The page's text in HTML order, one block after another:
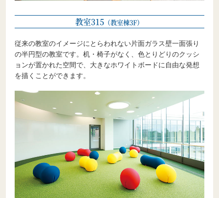
教室315 （教室棟3F）
従来の教室のイメージにとらわれない片面ガラス壁一面張り
の半円型の教室です。机・椅子がなく、色とりどりのクッシ
ョンが置かれた空間で、大きなホワイトボードに自由な発想
を描くことができます。